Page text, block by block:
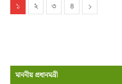
১ ২ ৩ ৪
মাননীয় প্রধানমন্রী